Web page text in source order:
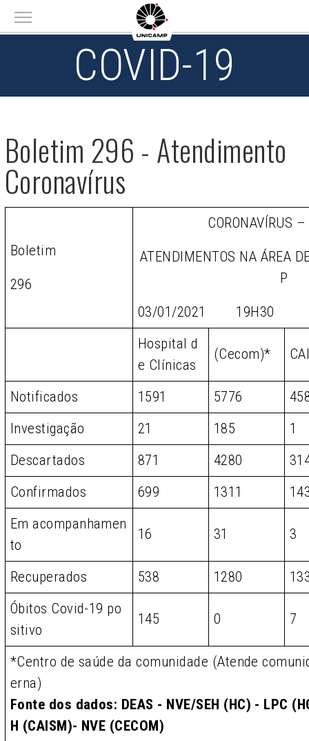
Main menu
COVID-19
Boletim 296 - Atendimento
Coronavírus
Boletim
296
CORONAVÍRUS
ATENDIMENTOS NA ÁREA
P
03/01/2021 19H30
Hospital d
e Clínicas
(Cecom)*
Notificados 1591 5776
Investigação
21 185
1
Descartados
871 4280
Confirmados
699 1311
Em acompanhamen
to
16 31 3
Recuperados 538 1280
Óbitos Covid-19 po
sitivo
145 0 7
*Centro de saúde da comunidade (Atende
erna)
Fonte dos dados: DEAS - NVE/SEH (HC) - LPC
H (CAISM)- NVE (CECOM)